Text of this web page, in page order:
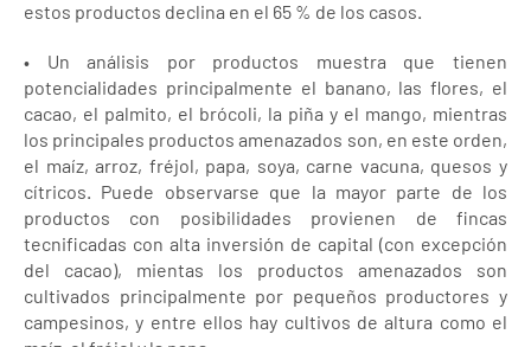
estos productos declina en el 65 % de los casos.
• Un análisis por productos muestra que tienen
potencialidades principalmente el banano, las flores, el
cacao, el palmito, el brócoli, la piña y el mango, mientras
los principales productos amenazados son, en este orden,
el maíz, arroz, fréjol, papa, soya, carne vacuna, quesos y
cítricos. Puede observarse que la mayor parte de los
productos con posibilidades provienen de fincas
tecnificadas con alta inversión de capital (con excepción
del cacao), mientas los productos amenazados son
cultivados principalmente por pequeños productores y
campesinos, y entre ellos hay cultivos de altura como el